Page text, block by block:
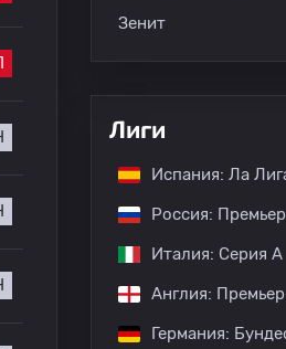
Зенит
Лиги
Испания: Ла
Россия:
Италия: Серия А
Англия:
Германия: